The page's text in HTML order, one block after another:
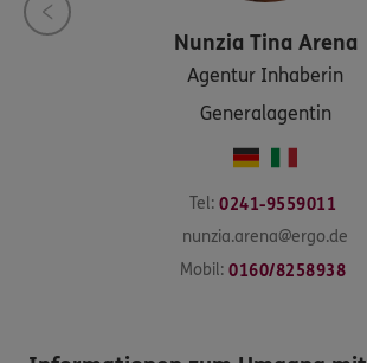
Nunzia Tina Arena
Agentur Inhaberin
Generalagentin
Tel: 0241-9559011
nunzia.arena@ergo.de
Mobil: 0160/8258938